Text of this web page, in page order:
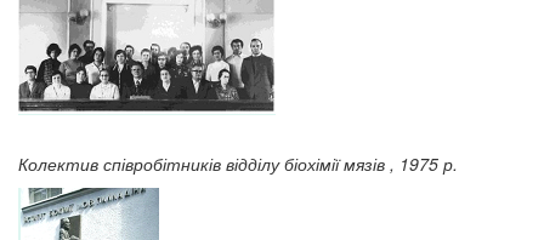
Колектив співробітників відділу біохімії мязів , 1975 р.